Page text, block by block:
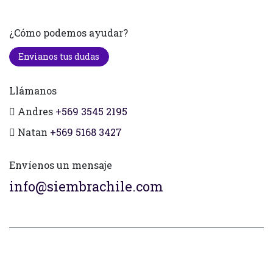
¿Cómo podemos ayudar?
Envianos tus dudas
Llámanos
Andres +569 3545 2195
Natan +569 5168 3427
Envíenos un mensaje
info@siembrachile.com